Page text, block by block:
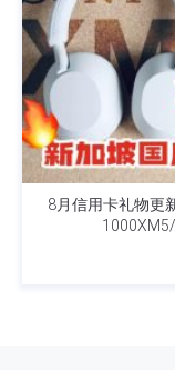
8月信用卡礼物更